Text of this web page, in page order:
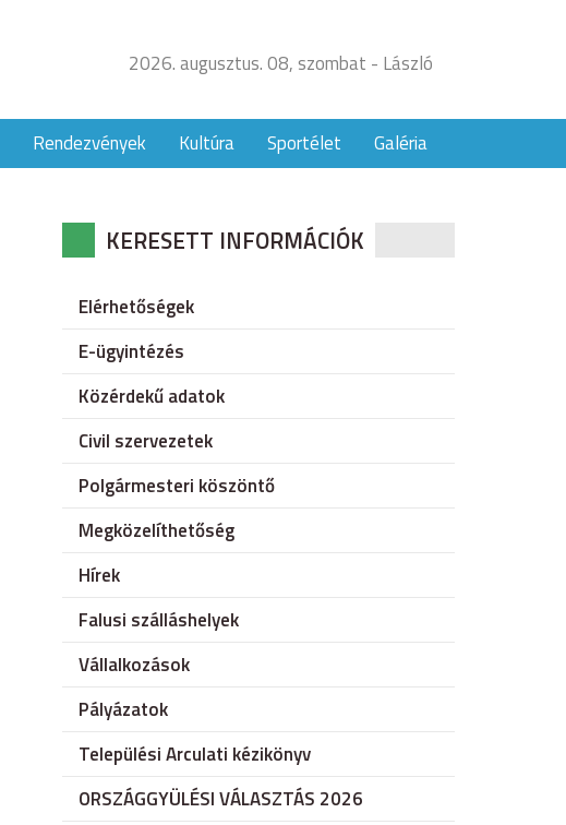
2026. augusztus. 08, szombat - László
Rendezvények Kultúra Sportélet Galéria
KERESETT INFORMÁCIÓK
Elérhetőségek
E-ügyintézés
Közérdekű adatok
Civil szervezetek
Polgármesteri köszöntő
Megközelíthetőség
Hírek
Falusi szálláshelyek
Vállalkozások
Pályázatok
Települési Arculati kézikönyv
ORSZÁGGYÜLÉSI VÁLASZTÁS 2026